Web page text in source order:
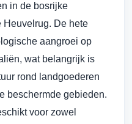
in de bosrijke
Heuvelrug. De hete
aangroei op
wat belangrijk is
rond landgoederen
beschermde gebieden.
voor zowel